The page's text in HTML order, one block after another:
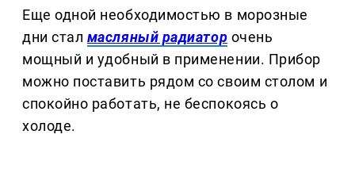
Еще одной необходимостью в морозные
дни стал масляный радиатор очень
мощный и удобный в применении. Прибор
можно поставить рядом со своим столом и
спокойно работать, не беспокоясь о
холоде.